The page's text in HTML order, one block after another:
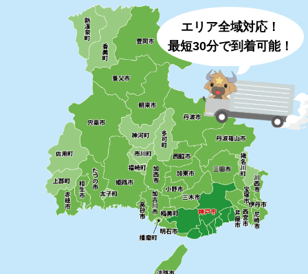
エリア全域対応！
最短30分で到着可能！